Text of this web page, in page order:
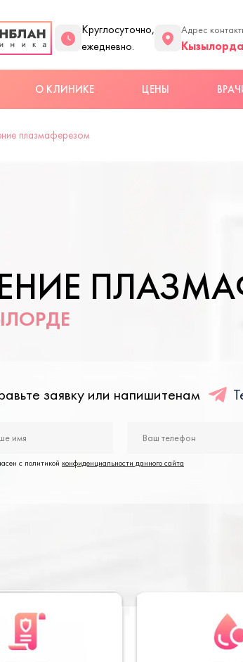
Круглосуточно,
ежедневно.
Адрес
Кызылорда
О КЛИНИКЕ ЦЕНЫ
плазмаферезом
заявку или напишитенам
с политикой конфиденциальности данного сайта